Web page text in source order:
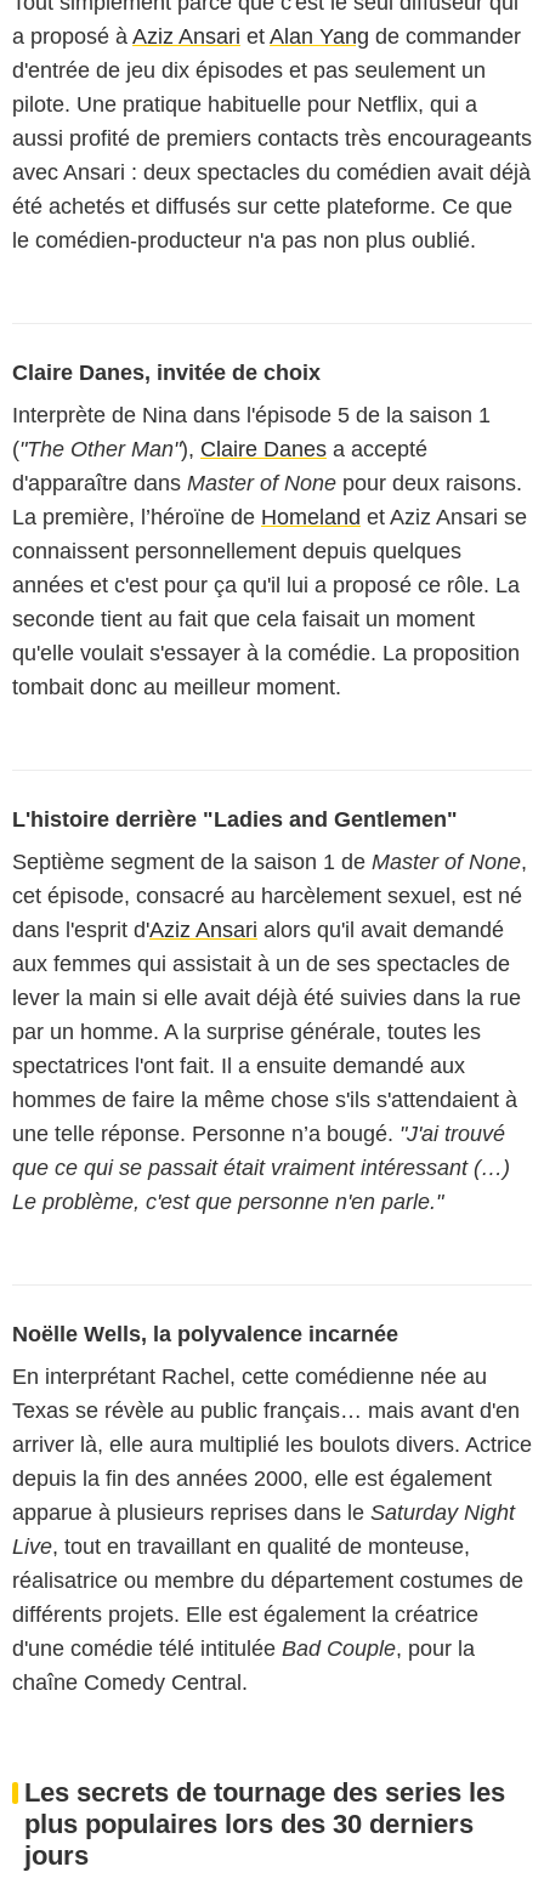
a proposé à Aziz Ansari et Alan Yang de commander
d'entrée de jeu dix épisodes et pas seulement un
pilote. Une pratique habituelle pour Netflix, qui a
aussi profité de premiers contacts très encourageants
avec Ansari : deux spectacles du comédien avait déjà
été achetés et diffusés sur cette plateforme. Ce que
le comédien-producteur n'a pas non plus oublié.
Claire Danes, invitée de choix
Interprète de Nina dans l'épisode 5 de la saison 1
("The Other Man"), Claire Danes a accepté
d'apparaître dans Master of None pour deux raisons.
La première, l’héroïne de Homeland et Aziz Ansari se
connaissent personnellement depuis quelques
années et c'est pour ça qu'il lui a proposé ce rôle. La
seconde tient au fait que cela faisait un moment
qu'elle voulait s'essayer à la comédie. La proposition
tombait donc au meilleur moment.
L'histoire derrière "Ladies and Gentlemen"
Septième segment de la saison 1 de Master of None,
cet épisode, consacré au harcèlement sexuel, est né
dans l'esprit d'Aziz Ansari alors qu'il avait demandé
aux femmes qui assistait à un de ses spectacles de
lever la main si elle avait déjà été suivies dans la rue
par un homme. A la surprise générale, toutes les
spectatrices l'ont fait. Il a ensuite demandé aux
hommes de faire la même chose s'ils s'attendaient à
une telle réponse. Personne n’a bougé. "J'ai trouvé
que ce qui se passait était vraiment intéressant (…)
Le problème, c'est que personne n'en parle."
Noëlle Wells, la polyvalence incarnée
En interprétant Rachel, cette comédienne née au
Texas se révèle au public français… mais avant d'en
arriver là, elle aura multiplié les boulots divers. Actrice
depuis la fin des années 2000, elle est également
apparue à plusieurs reprises dans le Saturday Night
Live, tout en travaillant en qualité de monteuse,
réalisatrice ou membre du département costumes de
différents projets. Elle est également la créatrice
d'une comédie télé intitulée Bad Couple, pour la
chaîne Comedy Central.
Les secrets de tournage des series les
plus populaires lors des 30 derniers
jours